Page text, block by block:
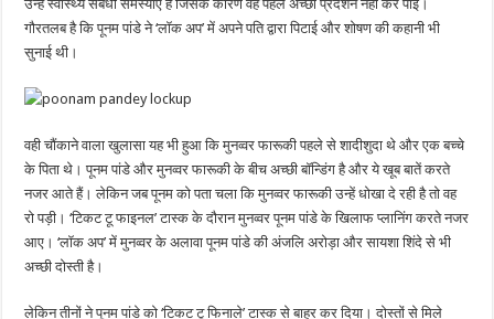
उन्हें स्वास्थ्य संबंधी समस्याएं हैं जिसके कारण वह पहले अच्छा प्रदर्शन नहीं कर पाईं।
गौरतलब है कि पूनम पांडे ने ‘लॉक अप’ में अपने पति द्वारा पिटाई और शोषण की कहानी भी
सुनाई थी।
वही चौंकाने वाला खुलासा यह भी हुआ कि मुनव्वर फारूकी पहले से शादीशुदा थे और एक बच्चे
के पिता थे। पूनम पांडे और मुनव्वर फारूकी के बीच अच्छी बॉन्डिंग है और ये खूब बातें करते
नजर आते हैं। लेकिन जब पूनम को पता चला कि मुनव्वर फारूकी उन्हें धोखा दे रही है तो वह
रो पड़ी। ‘टिकट टू फाइनल’ टास्क के दौरान मुनव्वर पूनम पांडे के खिलाफ प्लानिंग करते नजर
आए। ‘लॉक अप’ में मुनव्वर के अलावा पूनम पांडे की अंजलि अरोड़ा और सायशा शिंदे से भी
अच्छी दोस्ती है।
लेकिन तीनों ने पूनम पांडे को ‘टिकट टू फिनाले’ टास्क से बाहर कर दिया। दोस्तों से मिले